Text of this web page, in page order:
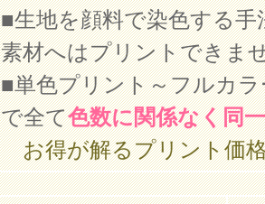
■生地を顔料で染色する
素材へはプリントできま
■単色プリント～フルカ
で全て色数に関係なく同
お得が解るプリント価